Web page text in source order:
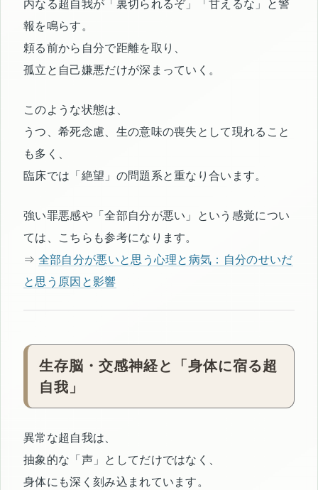
内なる超自我が「裏切られるぞ」「甘えるな」と警
報を鳴らす。
頼る前から自分で距離を取り、
孤立と自己嫌悪だけが深まっていく。
このような状態は、
うつ、希死念慮、生の意味の喪失として現れること
も多く、
臨床では「絶望」の問題系と重なり合います。
強い罪悪感や「全部自分が悪い」という感覚につい
ては、こちらも参考になります。
⇒ 全部自分が悪いと思う心理と病気：自分のせいだ
と思う原因と影響
生存脳・交感神経と「身体に宿る超
自我」
異常な超自我は、
抽象的な「声」としてだけではなく、
身体にも深く刻み込まれています。